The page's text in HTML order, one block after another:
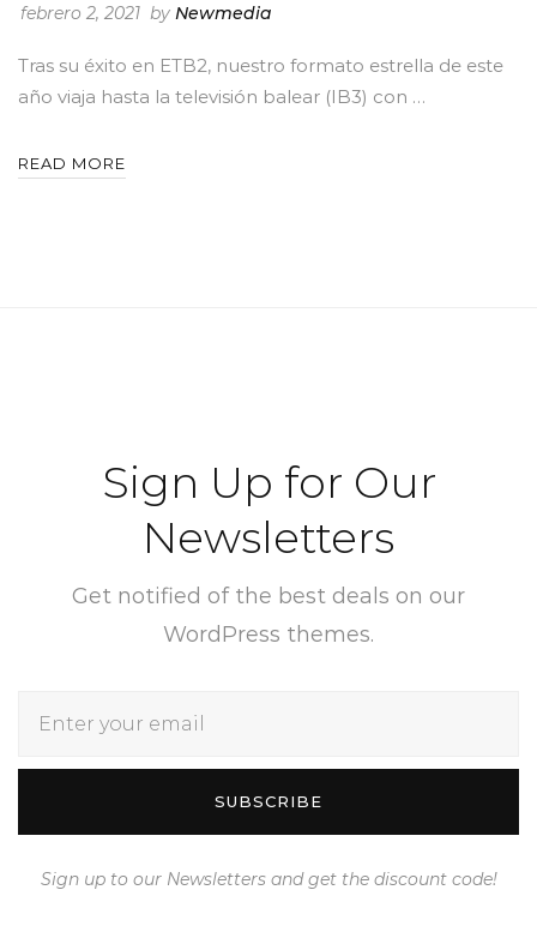
febrero 2, 2021 by Newmedia
Tras su éxito en ETB2, nuestro formato estrella de este
año viaja hasta la televisión balear (IB3) con …
READ MORE
Sign Up for Our
Newsletters
Get notified of the best deals on our
WordPress themes.
SUBSCRIBE
Sign up to our Newsletters and get the discount code!